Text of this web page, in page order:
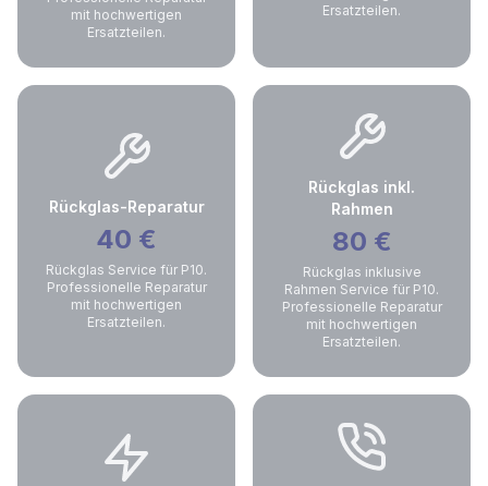
mit hochwertigen
Ersatzteilen.
Ersatzteilen.
Rückglas-Reparatur
40 €
Rückglas Service für P10.
Professionelle Reparatur
mit hochwertigen
Ersatzteilen.
Rückglas inkl.
Rahmen
80 €
Rückglas inklusive
Rahmen Service für P10.
Professionelle Reparatur
mit hochwertigen
Ersatzteilen.